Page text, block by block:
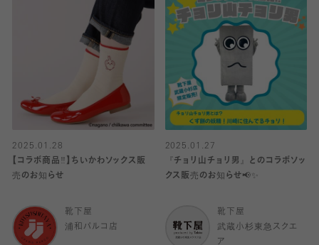
2025.01.28
【コラボ商品‼︎】ちいかわソックス販
売のお知らせ
靴下屋
浦和パルコ店
2025.01.27
『チョリ山チョリ男』とのコラボソッ
クス販売のお知らせ📢✨
靴下屋
武蔵小杉東急スクエ
ア